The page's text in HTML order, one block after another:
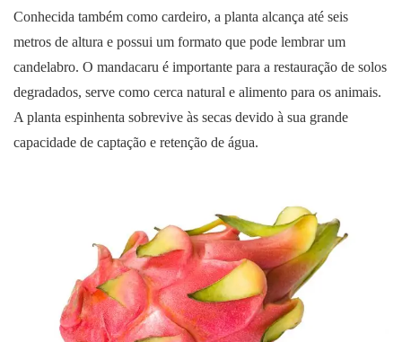
Conhecida também como cardeiro, a planta alcança até seis
metros de altura e possui um formato que pode lembrar um
candelabro. O mandacaru é importante para a restauração de solos
degradados, serve como cerca natural e alimento para os animais.
A planta espinhenta sobrevive às secas devido à sua grande
capacidade de captação e retenção de água.